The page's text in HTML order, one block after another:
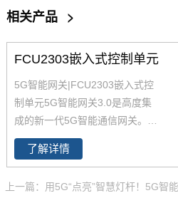
相关产品 >
FCU2303嵌入式控制单元
5G智能网关|FCU2303嵌入式控
制单元5G智能网关3.0是高度集
成的新一代5G智能通信网关。
G智能网关高算力CPU，采用无
风扇设计，提供强大的边缘计算
运行。5G网关支持全网通5G模
了解详情
上一篇：用5G“点亮”智慧灯杆！5G智